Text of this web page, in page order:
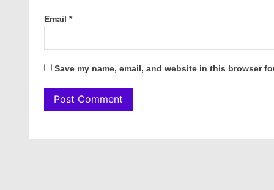
Email *
Save my name, email, and website in this browser